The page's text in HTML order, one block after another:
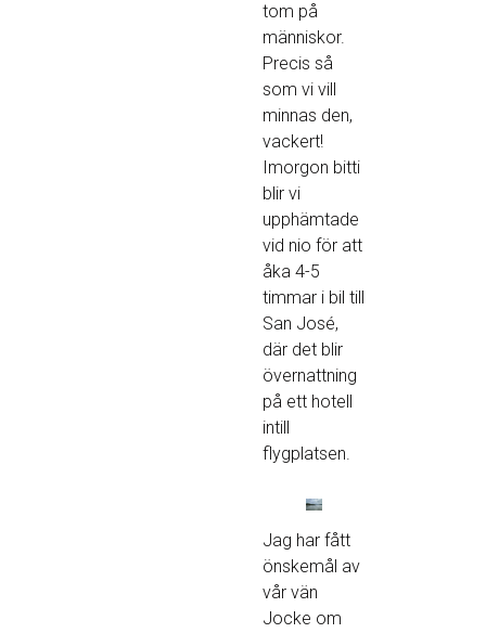
tom på
människor.
Precis så
som vi vill
minnas den,
vackert!
Imorgon bitti
blir vi
upphämtade
vid nio för att
åka 4-5
timmar i bil till
San José,
där det blir
övernattning
på ett hotell
intill
flygplatsen.
Jag har fått
önskemål av
vår vän
Jocke om